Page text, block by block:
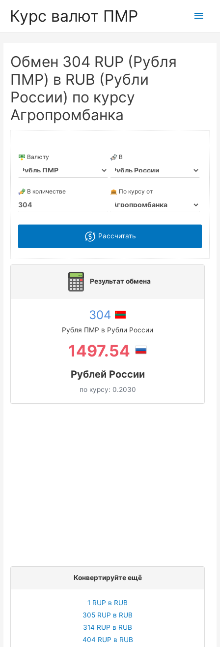
Курс валют ПМР
Обмен 304 RUP (Рубля
ПМР) в RUB (Рубли
России) по курсу
Агропромбанка
Валюту В
В количестве По курсу от
Рассчитать
Результат обмена
304
Рубля ПМР в Рубли России
1497.54
Рублей России
по курсу: 0.2030
Конвертируйте ещё
1 RUP в RUB
305 RUP в RUB
314 RUP в RUB
404 RUP в RUB